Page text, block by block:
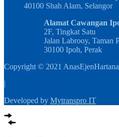
40100 Shah Alam, Selangor
Alamat Cawangan
2F, Tingkat Satu
Jalan Labrooy, Taman
30100 Ipoh, Perak
Copyright © 2021
|
Developed by Mytranspro IT